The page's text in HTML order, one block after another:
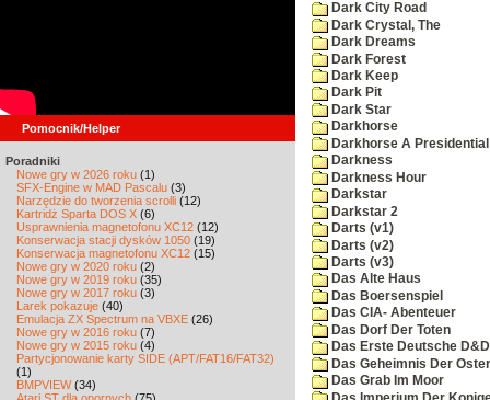
Pomocnik/Helper
Poradniki
Nowe gry w 2026 roku (1)
SFX-Engine w MAD Pascalu (3)
Narzędzie do tworzenia scrolli (12)
Kartridż Sparta DOS X (6)
Usprawnienia magnetofonu XC12 (12)
Konserwacja stacji dysków 1050 (19)
Konserwacja magnetofonu XC12 (15)
Nowe gry w 2020 roku (2)
Nowe gry w 2019 roku (35)
Nowe gry w 2017 roku (3)
Larek pokazuje (40)
Emulacja ZX Spectrum na VBXE (26)
Nowe gry w 2016 roku (7)
Nowe gry w 2015 roku (4)
Partycjonowanie karty SIDE (APT/FAT16/FAT32)
(1)
BMPVIEW(34)
Dark City Road
Dark Crystal, The
Dark Dreams
Dark Forest
Dark Keep
Dark Pit
Dark Star
Darkhorse
Darkhorse A
Darkness
Darkness Hour
Darkstar
Darkstar 2
Darts (v1)
Darts (v2)
Darts (v3)
Das Alte Haus
Das Boersenspiel
Das CIA- Abenteuer
Das Dorf Der Toten
Das Erste Deutsche
Das Geheimnis Der
Das Grab Im Moor